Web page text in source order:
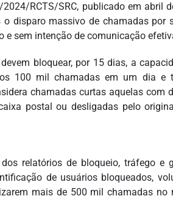
RCTS/SRC, publicado em abril
disparo massivo de chamadas por
e sem intenção de comunicação
bloquear, por 15 dias, a
100 mil chamadas em um dia e
chamadas curtas aquelas com
postal ou desligadas pelo
relatórios de bloqueio, tráfego e
de usuários bloqueados,
mais de 500 mil chamadas no